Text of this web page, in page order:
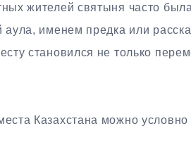
жителей святыня часто
аула, именем предка или
становился не только
Казахстана можно условно